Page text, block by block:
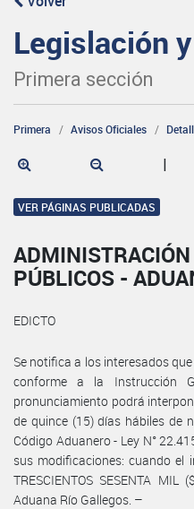
Legislación
Primera sección
Primera Avisos Oficiales
|
VER PÁGINAS PUBLICADAS
PÚBLICOS -
EDICTO
Se notifica a los interesados
conforme a la Instrucción
pronunciamiento podrá
de quince (15) días hábiles de
Código Aduanero - Ley N°
sus modificaciones: cuando el
TRESCIENTOS SESENTA
Aduana Río Gallegos. –